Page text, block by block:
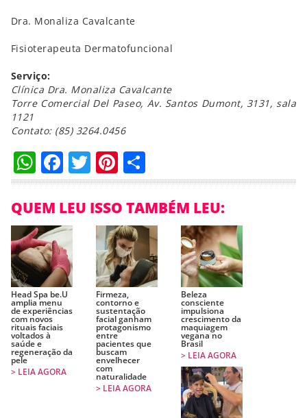
Dra. Monaliza Cavalcante
Fisioterapeuta Dermatofuncional
Serviço:
Clínica Dra. Monaliza Cavalcante
Torre Comercial Del Paseo, Av. Santos Dumont, 3131, sala
1121
Contato: (85) 3264.0456
WhatsApp
Facebook
TwitterPinterest
Compartilhar
QUEM LEU ISSO TAMBÉM LEU:
Head Spa be.U
amplia menu
de experiências
com novos
rituais faciais
voltados à
saúde e
regeneração da
pele
> LEIA AGORA
Firmeza,
contorno e
sustentação
facial ganham
protagonismo
entre
pacientes que
buscam
envelhecer
com
naturalidade
> LEIA AGORA
Beleza
consciente
impulsiona
crescimento da
maquiagem
vegana no
Brasil
> LEIA AGORA